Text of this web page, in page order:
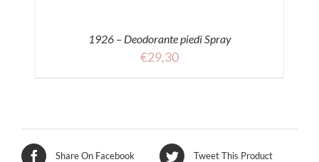
1926 – Deodorante piedi Spray
€29,30
Share On Facebook Tweet This Product